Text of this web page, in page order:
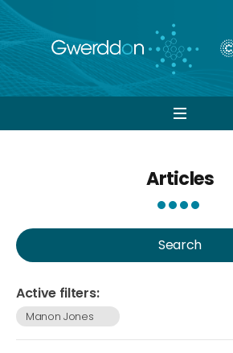
Open
Articles
Search
Active filters:
Manon Jones